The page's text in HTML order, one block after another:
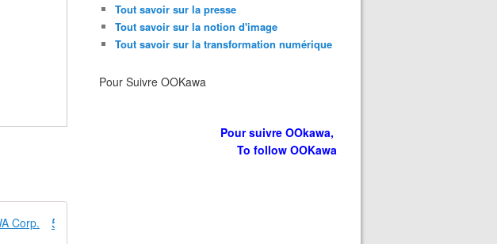
Tout savoir sur la presse
Tout savoir sur la notion d'image
Tout savoir sur la transformation numérique
Pour Suivre OOKawa
Pour suivre OOkawa,
To follow OOKawa